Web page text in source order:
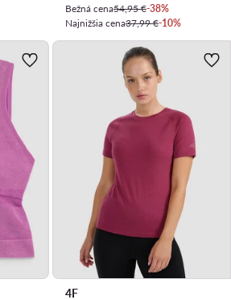
Bežná cena54,95 €-38%
Najnižšia cena37,99 €-10%
4F